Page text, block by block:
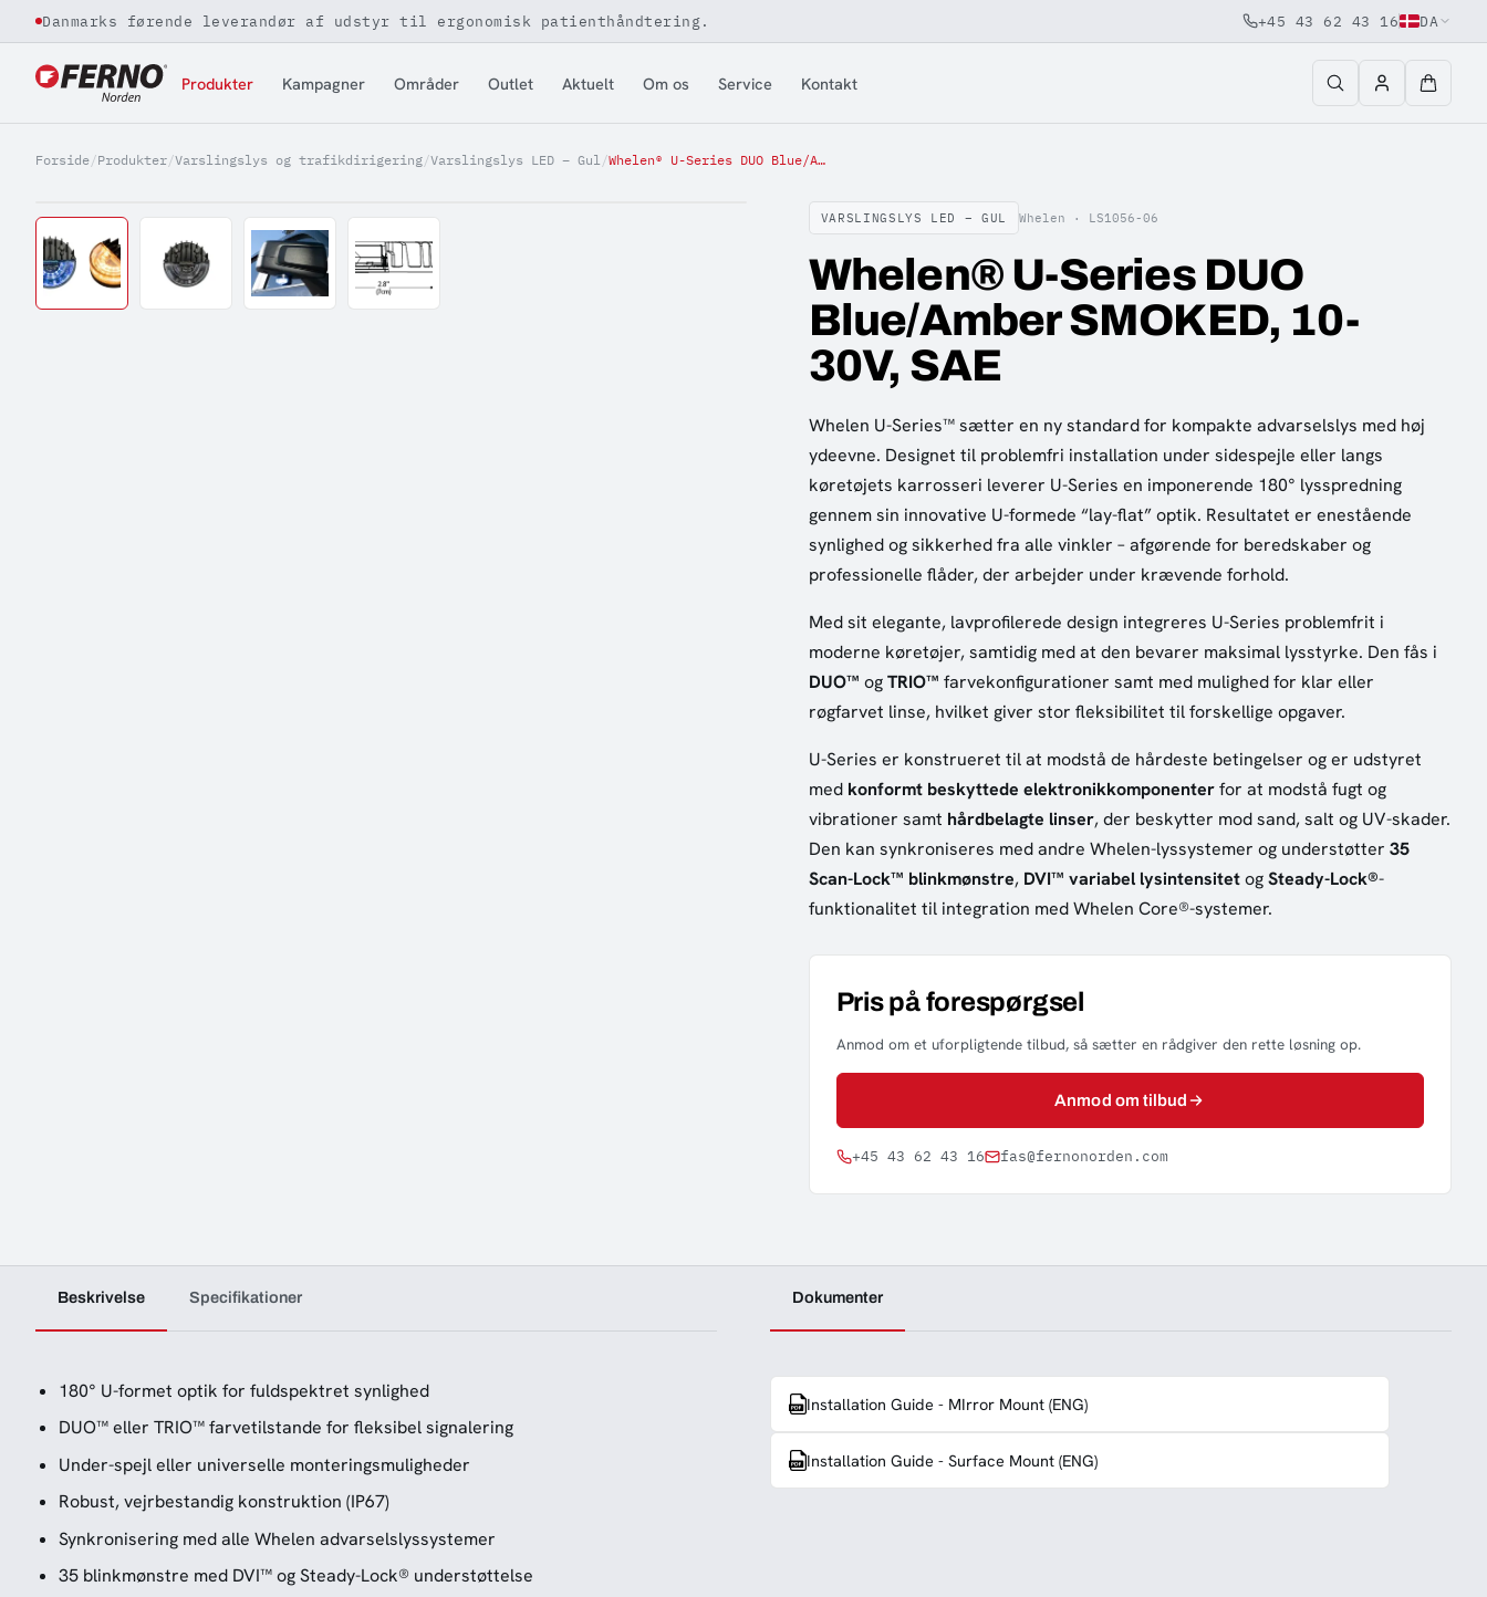
Jump to content
Danmarks førende leverandør af udstyr til ergonomisk patienthåndtering. +45 43 62 43 16 DA
Produkter Kampagner Områder Outlet Aktuelt Om os Service Kontakt
Forside/Produkter/Varslingslys og trafikdirigering/Varslingslys LED – Gul/ Whelen® U-Series DUO Blue/Amber SMOKED, 10-30V, SAE
VARSLINGSLYS LED – GUL Whelen · LS1056-06
Whelen® U-Series DUO
Blue/Amber SMOKED, 10-
30V, SAE
Whelen U-Series™ sætter en ny standard for kompakte advarselslys med høj
ydeevne. Designet til problemfri installation under sidespejle eller langs
køretøjets karrosseri leverer U-Series en imponerende 180° lysspredning
gennem sin innovative U-formede “lay-flat” optik. Resultatet er enestående
synlighed og sikkerhed fra alle vinkler – afgørende for beredskaber og
professionelle flåder, der arbejder under krævende forhold.
Med sit elegante, lavprofilerede design integreres U-Series problemfrit i
moderne køretøjer, samtidig med at den bevarer maksimal lysstyrke. Den fås i
DUO™ ogTRIO™ farvekonfigurationer samt med mulighed for klar eller
røgfarvet linse, hvilket giver stor fleksibilitet til forskellige opgaver.
U-Series er konstrueret til at modstå de hårdeste betingelser og er udstyret
med konformt beskyttede elektronikkomponenterfor at modstå fugt og
vibrationer samt hårdbelagte linser, der beskytter mod sand, salt og UV-skader.
Den kan synkroniseres med andre Whelen-lyssystemer og understøtter 35
Scan-Lock™ blinkmønstre, DVI™ variabel lysintensitetogSteady-Lock®-
funktionalitet til integration med Whelen Core®-systemer.
Pris på forespørgsel
Anmod om et uforpligtende tilbud, så sætter en rådgiver den rette løsning op.
Anmod om tilbud
+45 43 62 43 16 fas@fernonorden.com
Beskrivelse Specifikationer
180° U-formet optik for fuldspektret synlighed
DUO™ eller TRIO™ farvetilstande for fleksibel signalering
Under-spejl eller universelle monteringsmuligheder
Robust, vejrbestandig konstruktion (IP67)
Synkronisering med alle Whelen advarselslyssystemer
35 blinkmønstre med DVI™ og Steady-Lock® understøttelse
Dokumenter
Installation Guide - MIrror Mount (ENG)
Installation Guide - Surface Mount (ENG)